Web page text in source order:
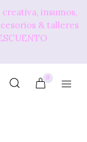
insumos,
& talleres
0